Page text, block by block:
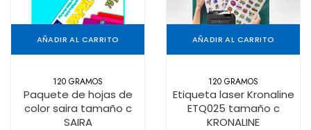
AÑADIR AL CARRITO
120 GRAMOS
Paquete de hojas de
color saira tamaño c
SAIRA
AÑADIR AL CARRITO
120 GRAMOS
Etiqueta laser Kronaline
ETQ025 tamaño c
KRONALINE